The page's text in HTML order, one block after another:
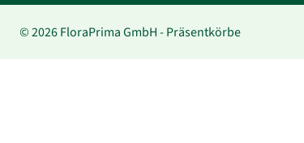
© 2026 FloraPrima GmbH - Präsentkörbe